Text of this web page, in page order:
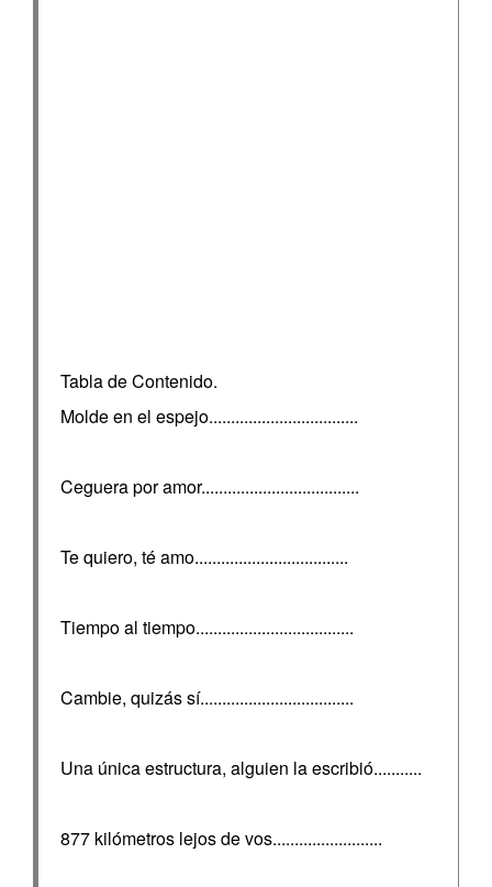
Tabla de Contenido.
Molde en el espejo..................................
Ceguera por amor....................................
Te quiero, té amo...................................
Tiempo al tiempo....................................
Cambie, quizás sí...................................
Una única estructura, alguien la escribió...........
877 kilómetros lejos de vos.........................